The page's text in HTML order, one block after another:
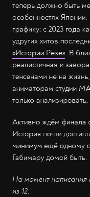
теперь должно быть
особенностях Японии.
графику: с 2023 года
удругих хитов
«Истории Резе». В
реалистичная и
тенсенами не на
аниматорам студии
только
Активно ждём финала
История почти
минимум ещё одному
Габимару домой быть.
На момент
из 12.